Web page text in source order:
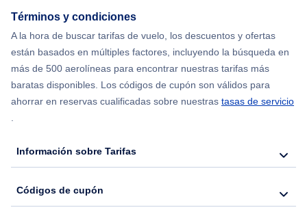
Flights from Delhi to Nueva York
Flights from Chicago to Delhi
Flights from Nueva York to Hong Kong
Flights from Nueva York to Barcelona
Flights from Londres to Bangkok
Términos y condiciones
A la hora de buscar tarifas de vuelo, los descuentos y ofertas
están basados en múltiples factores, incluyendo la búsqueda en
más de 500 aerolíneas para encontrar nuestras tarifas más
baratas disponibles. Los códigos de cupón son válidos para
ahorrar en reservas cualificadas sobre nuestras tasas de servicio
.
Información sobre Tarifas
Códigos de cupón